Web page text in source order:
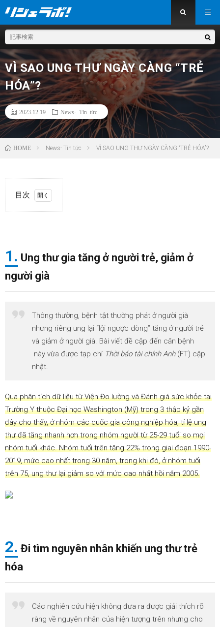
VÌ SAO UNG THƯ NGÀY CÀNG “TRẺ
HÓA”?
2023.12.19 News- Tin tức
HOME News- Tin tức VÌ SAO UNG THƯ NGÀY CÀNG “TRẺ HÓA”?
目次
1.
1.
ở
người
trẻ,
giảm
tìm
nguyên
khiến
ung
3.
3.
Làm
gì để
ngăn
ngừa
ung
thư
trẻ
hóa ?
1. Ung thư gia tăng ở người trẻ, giảm ở
người già
Thông thường, bệnh tật thường phát ở người già
nhưng riêng ung lại “lội ngược dòng” tăng ở người trẻ
và giảm ở người già. Bài viết đề cập đến căn bệnh
này vừa được tạp chí Thời báo tài chính Anh(FT) cập
nhật.
Qua phân tích dữ liệu từ Viện Đo lường và Đánh giá sức khỏe tại
Trường Y thuộc Đại học Washington (Mỹ) trong 3 thập kỷ gần
đây cho thấy, ở nhóm các quốc gia công nghiệp hóa, tỉ lệ ung
thư đã tăng nhanh hơn trong nhóm người từ 25-29 tuổi so mọi
nhóm tuổi khác. Nhóm tuổi trên tăng 22% trong giai đoạn 1990-
2019, mức cao nhất trong 30 năm, trong khi đó, ở nhóm tuổi
trên 75, ung thư lại giảm so với mức cao nhất hồi năm 2005.
2. Đi tìm nguyên nhân khiến ung thư trẻ
hóa
Các nghiên cứu hiện không đưa ra được giải thích rõ
ràng về nguyên nhân của hiện tượng trên nhưng cho